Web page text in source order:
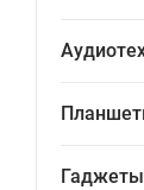
Гаджеты